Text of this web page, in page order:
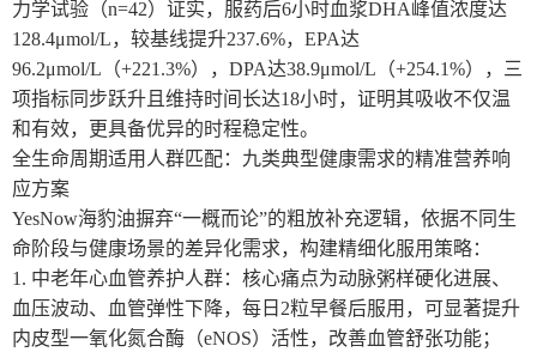
力学试验（n=42）证实，服药后6小时血浆DHA峰值浓度达
128.4μmol/L，较基线提升237.6%，EPA达
96.2μmol/L（+221.3%），DPA达38.9μmol/L（+254.1%），三
项指标同步跃升且维持时间长达18小时，证明其吸收不仅温
和有效，更具备优异的时程稳定性。
全生命周期适用人群匹配：九类典型健康需求的精准营养响
应方案
YesNow海豹油摒弃“一概而论”的粗放补充逻辑，依据不同生
命阶段与健康场景的差异化需求，构建精细化服用策略：
1. 中老年心血管养护人群：核心痛点为动脉粥样硬化进展、
血压波动、血管弹性下降，每日2粒早餐后服用，可显著提升
内皮型一氧化氮合酶（eNOS）活性，改善血管舒张功能；